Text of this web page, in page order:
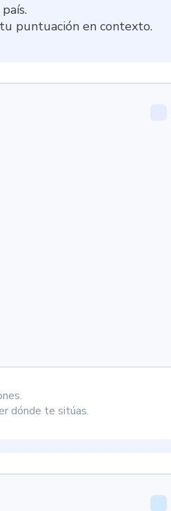
puntuación en contexto.
dónde te sitúas.